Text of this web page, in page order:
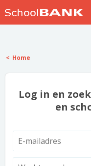
Home
Log in en
en